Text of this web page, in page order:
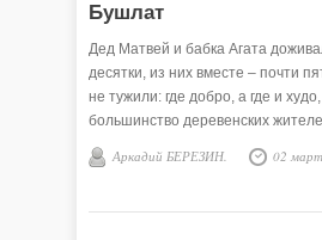
Бушлат
Дед Матвей и бабка Агата
десятки, из них вместе – почти
не тужили: где добро, а где и
большинство деревенских
Аркадий БЕРЕЗИН. 02